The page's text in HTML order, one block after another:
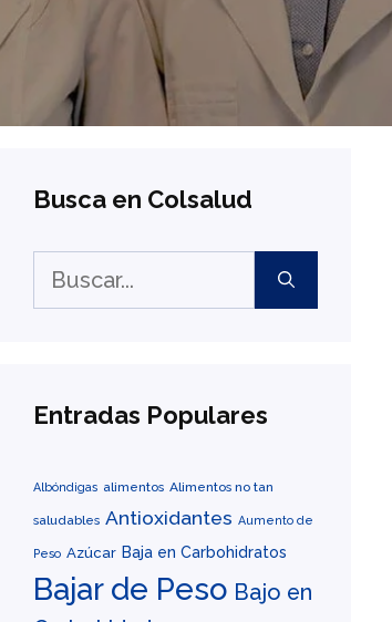
Busca en Colsalud
Buscar:
Entradas Populares
Albóndigas alimentos Alimentos no tan
saludables Antioxidantes Aumento de
Peso Azúcar Baja en Carbohidratos
Bajar de Peso Bajo en